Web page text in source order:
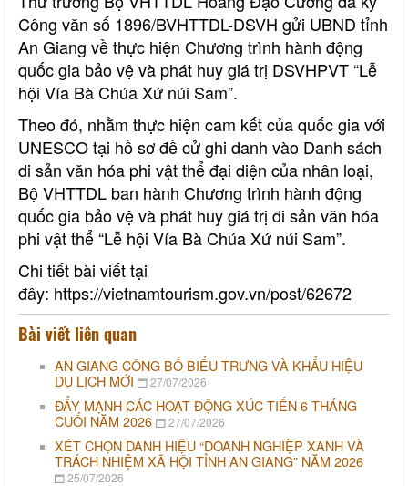
Công văn số 1896/BVHTTDL-DSVH gửi UBND tỉnh
An Giang về thực hiện Chương trình hành động
quốc gia bảo vệ và phát huy giá trị DSVHPVT “Lễ
hội Vía Bà Chúa Xứ núi Sam”.
Theo đó, nhằm thực hiện cam kết của quốc gia với
UNESCO tại hồ sơ đề cử ghi danh vào Danh sách
di sản văn hóa phi vật thể đại diện của nhân loại,
Bộ VHTTDL ban hành Chương trình hành động
quốc gia bảo vệ và phát huy giá trị di sản văn hóa
phi vật thể “Lễ hội Vía Bà Chúa Xứ núi Sam”.
Chi tiết bài viết tại
đây: https://vietnamtourism.gov.vn/post/62672
Bài viết liên quan
AN GIANG CÔNG BỐ BIỂU TRƯNG VÀ KHẨU HIỆU
DU LỊCH MỚI
27/07/2026
ĐẨY MẠNH CÁC HOẠT ĐỘNG XÚC TIẾN 6 THÁNG
CUỐI NĂM 2026
27/07/2026
XÉT CHỌN DANH HIỆU “DOANH NGHIỆP XANH VÀ
TRÁCH NHIỆM XÃ HỘI TỈNH AN GIANG” NĂM 2026
25/07/2026